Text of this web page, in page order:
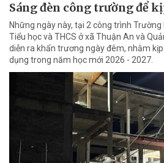
Sáng đèn công trường để
Những ngày này, tại 2 công trình
Tiểu học và THCS ở xã Thuận An và
diễn ra khẩn trương ngày đêm, nhằm
dụng trong năm học mới 2026 - 2027.